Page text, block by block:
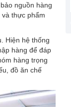
nguồn hàng
thực phẩm
Hiện hệ thống
hàng để đáp
hàng trọng
đồ ăn chế